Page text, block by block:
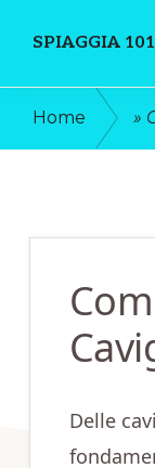
main
content
primary
sidebar
SPIAGGIA 101
Online
Home »
Delle